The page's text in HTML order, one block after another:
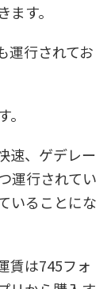
す。
運行されてお
速、ゲデレー
運行されてい
いることにな
賃は745フォ